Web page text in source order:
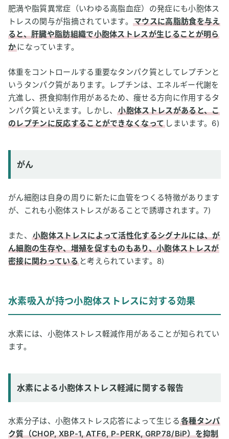
肥満や脂質異常症（いわゆる高脂血症）の発症にも小胞体ス
トレスの関与が指摘されています。マウスに高脂肪食を与え
ると、肝臓や脂肪組織で小胞体ストレスが生じることが明ら
かになっています。
体重をコントロールする重要なタンパク質としてレプチンと
いうタンパク質があります。レプチンは、エネルギー代謝を
亢進し、摂食抑制作用があるため、痩せる方向に作用するタ
ンパク質といえます。しかし、小胞体ストレスがあると、こ
のレプチンに反応することができなくなって しまいます。6)
がん
がん細胞は自身の周りに新たに血管をつくる特徴があります
が、これも小胞体ストレスがあることで誘導されます。7)
また、
小胞体ストレスによって活性化するシグナルには、が
ん細胞の生存や、増殖を促すものもあり、小胞体ストレスが
密接に関わっていると考えられています。8)
水素吸入が持つ小胞体ストレスに対する効果
水素には、小胞体ストレス軽減作用があることが知られてい
ます。
水素による小胞体ストレス軽減に関する報告
水素分子は、小胞体ストレス応答によって生じる各種タンパ
ク質（CHOP, XBP-1, ATF6, P-PERK, GRP78/BiP）を抑制